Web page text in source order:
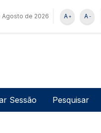
Agosto de 2026 -
A
+
A
de utilizador
Sessão